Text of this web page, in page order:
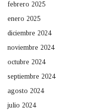
febrero 2025
enero 2025
diciembre 2024
noviembre 2024
octubre 2024
septiembre 2024
agosto 2024
julio 2024